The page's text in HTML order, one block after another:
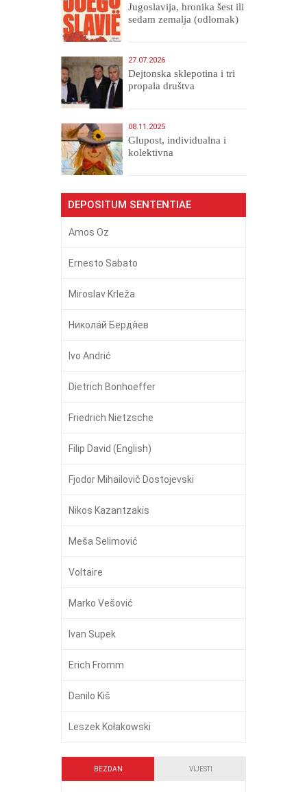
Jugoslavija, hronika šest ili
sedam zemalja (odlomak)
27.07.2026
Dejtonska sklepotina i tri
propala društva
08.11.2025
Glupost, individualna i
kolektivna
DEPOSITUM SENTENTIAE
Amos Oz
Ernesto Sabato
Miroslav Krleža
Никола́й Бердя́ев
Ivo Andrić
Dietrich Bonhoeffer
Friedrich Nietzsche
Filip David (English)
Fjodor Mihailovič Dostojevski
Nikos Kazantzakis
Meša Selimović
Voltaire
Marko Vešović
Ivan Supek
Erich Fromm
Danilo Kiš
Leszek Kołakowski
BEZDAN VIJESTI